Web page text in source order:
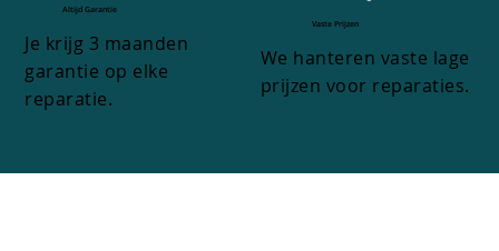
Altijd Garantie
Je krijg 3 maanden
garantie op elke
reparatie.
Vaste Prijzen
We hanteren vaste lage
prijzen voor reparaties.